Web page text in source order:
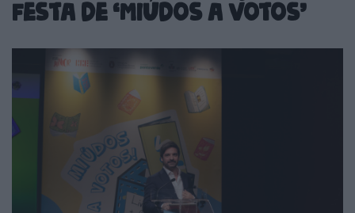
festa de ‘Miúdos a Votos’